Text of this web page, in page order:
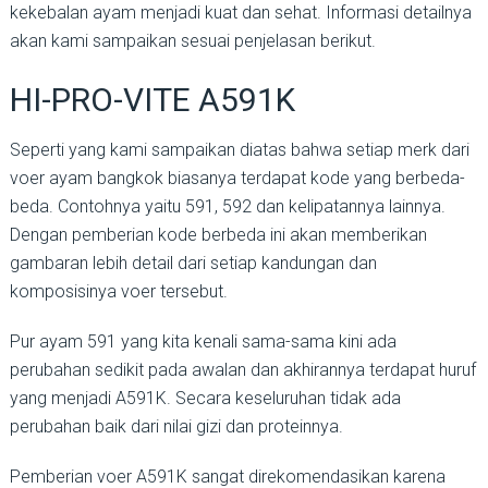
kekebalan ayam menjadi kuat dan sehat. Informasi detailnya
akan kami sampaikan sesuai penjelasan berikut.
HI-PRO-VITE A591K
Seperti yang kami sampaikan diatas bahwa setiap merk dari
voer ayam bangkok biasanya terdapat kode yang berbeda-
beda. Contohnya yaitu 591, 592 dan kelipatannya lainnya.
Dengan pemberian kode berbeda ini akan memberikan
gambaran lebih detail dari setiap kandungan dan
komposisinya voer tersebut.
Pur ayam 591 yang kita kenali sama-sama kini ada
perubahan sedikit pada awalan dan akhirannya terdapat huruf
yang menjadi A591K. Secara keseluruhan tidak ada
perubahan baik dari nilai gizi dan proteinnya.
Pemberian voer A591K sangat direkomendasikan karena